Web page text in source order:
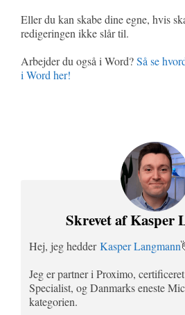
Eller du kan skabe dine egne, hvis
redigeringen ikke slår til.
Arbejder du også i Word?Så se
i Word her!
Skrevet af Kasper
Hej, jeg hedderKasper Langmann
Jeg er partner i Proximo,
Specialist, og Danmarks eneste
kategorien.